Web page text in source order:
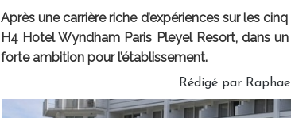
Après une carrière riche d’expériences sur les
H4 Hotel Wyndham Paris Pleyel Resort, dans
forte ambition pour l’établissement.
Rédigé par